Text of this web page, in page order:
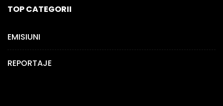
TOP CATEGORII
EMISIUNI
REPORTAJE